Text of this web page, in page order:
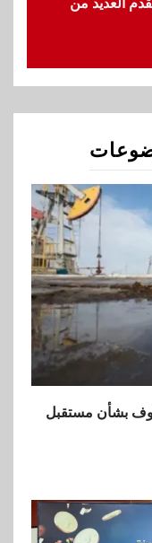
مع تصاعد
الملاحة
موظفيه
نتائج قياسية
الربع
النصف الأول
إلكترونية
بشأن مستقبل